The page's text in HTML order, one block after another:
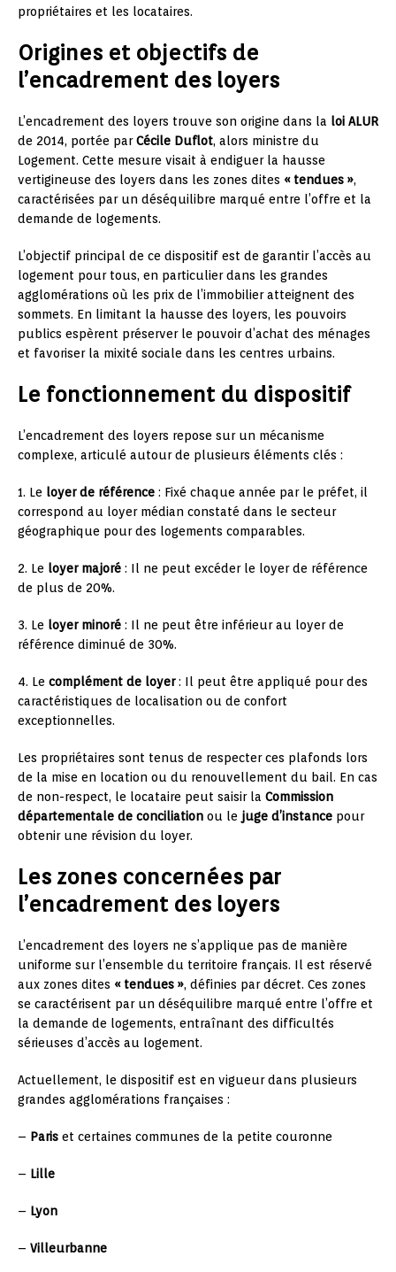
propriétaires et les locataires.
Origines et objectifs de
l’encadrement des loyers
L’encadrement des loyers trouve son origine dans la loi ALUR
de 2014, portée parCécile Duflot, alors ministre du
Logement. Cette mesure visait à endiguer la hausse
vertigineuse des loyers dans les zones dites « tendues »,
caractérisées par un déséquilibre marqué entre l’offre et la
demande de logements.
L’objectif principal de ce dispositif est de garantir l’accès au
logement pour tous, en particulier dans les grandes
agglomérations où les prix de l’immobilier atteignent des
sommets. En limitant la hausse des loyers, les pouvoirs
publics espèrent préserver le pouvoir d’achat des ménages
et favoriser la mixité sociale dans les centres urbains.
Le fonctionnement du dispositif
L’encadrement des loyers repose sur un mécanisme
complexe, articulé autour de plusieurs éléments clés :
1. Le loyer de référence : Fixé chaque année par le préfet, il
correspond au loyer médian constaté dans le secteur
géographique pour des logements comparables.
2. Le loyer majoré : Il ne peut excéder le loyer de référence
de plus de 20%.
3. Le loyer minoré : Il ne peut être inférieur au loyer de
référence diminué de 30%.
4. Le complément de loyer: Il peut être appliqué pour des
caractéristiques de localisation ou de confort
exceptionnelles.
Les propriétaires sont tenus de respecter ces plafonds lors
de la mise en location ou du renouvellement du bail. En cas
de non-respect, le locataire peut saisir la Commission
départementale de conciliation ou le juge d’instance pour
obtenir une révision du loyer.
Les zones concernées par
l’encadrement des loyers
L’encadrement des loyers ne s’applique pas de manière
uniforme sur l’ensemble du territoire français. Il est réservé
aux zones dites « tendues », définies par décret. Ces zones
se caractérisent par un déséquilibre marqué entre l’offre et
la demande de logements, entraînant des difficultés
sérieuses d’accès au logement.
Actuellement, le dispositif est en vigueur dans plusieurs
grandes agglomérations françaises :
– Paris et certaines communes de la petite couronne
– Lille
– Lyon
– Villeurbanne